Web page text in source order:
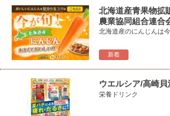
新着
北海道産青果物拡
農業協同組合連合
北海道産のにんじんは今
ウエルシア/高崎貝
栄養ドリンク